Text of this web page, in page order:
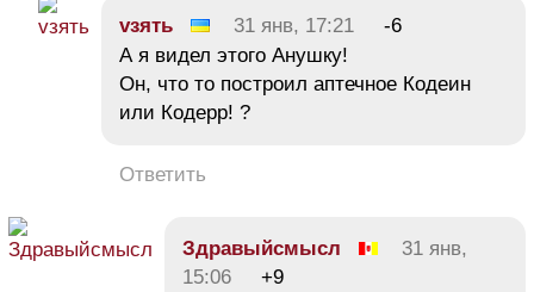
vзять 31 янв, 17:21
-6
А я видел этого Анушку!
Он, что то построил аптечное Кодеин
или Кодерр! ?
Ответить
Здравыйсмысл
31 янв,
15:06
+9